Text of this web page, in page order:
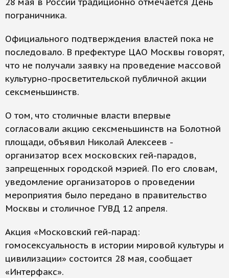
пограничника.
Официального подтверждения властей пока не
последовало. В префектуре ЦАО Москвы говорят,
что не получали заявку на проведение массовой
культурно-просветительской публичной акции
сексменьшинств.
О том, что столичные власти впервые
согласовали акцию сексменьшинств на Болотной
площади, объявил Николай Алексеев -
организатор всех московских гей-парадов,
запрещенных городской мэрией. По его словам,
уведомление организаторов о проведении
мероприятия было передано в правительство
Москвы и столичное ГУВД 12 апреля.
Акция «Московский гей-парад:
гомосексуальность в истории мировой культуры и
цивилизации» состоится 28 мая, сообщает
«Интерфакс».